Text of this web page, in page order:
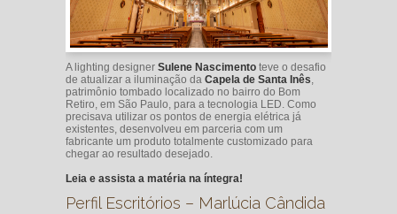
A lighting designer Sulene Nascimento teve o desafio
de atualizar a iluminação da Capela de Santa Inês
patrimônio tombado localizado no bairro do Bom
Retiro, em São Paulo, para a tecnologia LED. Como
precisava utilizar os pontos de energia elétrica já
existentes, desenvolveu em parceria com um
fabricante um produto totalmente customizado para
chegar ao resultado desejado.
Leia e assista a matéria na íntegra!
Perfil Escritórios – Marlúcia Cândida